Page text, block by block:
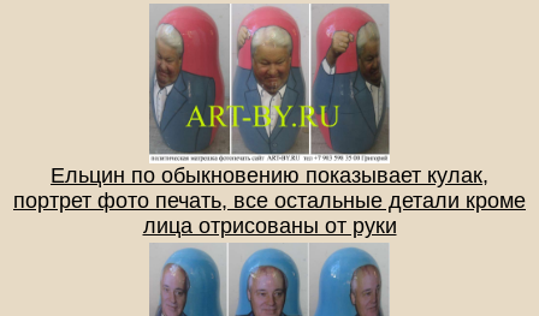
Ельцин по обыкновению показывает кулак,
портрет фото печать, все остальные детали кроме
лица отрисованы от руки